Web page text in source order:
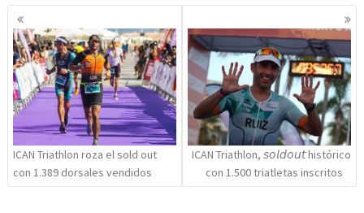
Navegación
de
entradas
ICAN Triathlon roza el sold out
con 1.389 dorsales vendidos
ICAN Triathlon, 𝘴𝘰𝘭𝘥𝘰𝘶𝘵 histórico
con 1.500 triatletas inscritos